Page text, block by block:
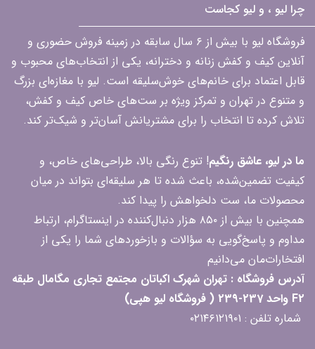
چرا لیو ، و لیو کجاست
فروشگاه لیو با بیش از ۶ سال سابقه در زمینه فروش حضوری و
آنلاین کیف و کفش زنانه و دخترانه، یکی از انتخاب‌های محبوب و
قابل اعتماد برای خانم‌های خوش‌سلیقه است. لیو با مغازه‌ای بزرگ
و متنوع در تهران و تمرکز ویژه بر ست‌های خاص کیف و کفش،
تلاش کرده تا انتخاب را برای مشتریانش آسان‌تر و شیک‌تر کند.
ما در لیو، عاشق رنگیم! تنوع رنگی بالا، طراحی‌های خاص، و
کیفیت تضمین‌شده، باعث شده تا هر سلیقه‌ای بتواند در میان
محصولات ما، ست دلخواهش را پیدا کند.
همچنین با بیش از ۸۵۰ هزار دنبال‌کننده در اینستاگرام، ارتباط
مداوم و پاسخ‌گویی به سؤالات و بازخوردهای شما را یکی از
افتخارات‌مان می‌دانیم
آدرس فروشگاه : تهران شهرک اکباتان مجتمع تجاری مگامال طبقه
F2 واحد 237-239 ( فروشگاه لیو هپی)
شماره تلفن : ۰۲۱۴۶۱۲۱۹۰۱